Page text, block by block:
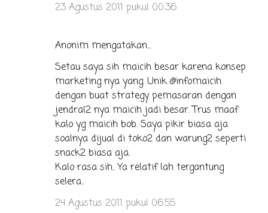
23 Agustus 2011 pukul 00.36
Anonim mengatakan…
Setau saya sih maicih besar karena konsep
marketing nya yang. Unik @infomaicih
dengan buat strategy pemasaran dengan
jendral2 nya maicih jadi besar. Trus maaf
kalo yg maicih bob. Saya pikir biasa aja
soalnya dijual di toko2 dan warung2 seperti
snack2 biasa aja.
Kalo rasa sih.. Ya relatif lah tergantung
selera..
24 Agustus 2011 pukul 06.55